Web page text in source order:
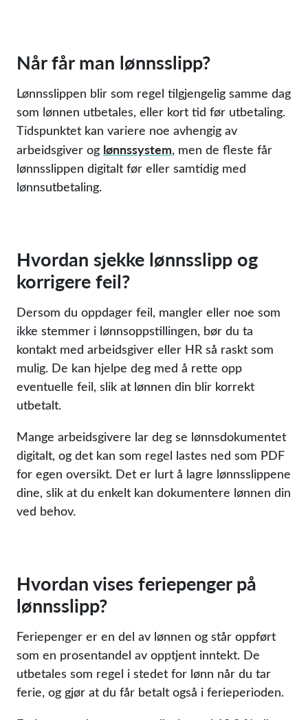
Når får man lønnsslipp?
Lønnsslippen blir som regel tilgjengelig samme dag
som lønnen utbetales, eller kort tid før utbetaling.
Tidspunktet kan variere noe avhengig av
arbeidsgiver og lønnssystem, men de fleste får
lønnsslippen digitalt før eller samtidig med
lønnsutbetaling.
Hvordan sjekke lønnsslipp og
korrigere feil?
Dersom du oppdager feil, mangler eller noe som
ikke stemmer i lønnsoppstillingen, bør du ta
kontakt med arbeidsgiver eller HR så raskt som
mulig. De kan hjelpe deg med å rette opp
eventuelle feil, slik at lønnen din blir korrekt
utbetalt.
Mange arbeidsgivere lar deg se lønnsdokumentet
digitalt, og det kan som regel lastes ned som PDF
for egen oversikt. Det er lurt å lagre lønnsslippene
dine, slik at du enkelt kan dokumentere lønnen din
ved behov.
Hvordan vises feriepenger på
lønnsslipp?
Feriepenger er en del av lønnen og står oppført
som en prosentandel av opptjent inntekt. De
utbetales som regel i stedet for lønn når du tar
ferie, og gjør at du får betalt også i ferieperioden.